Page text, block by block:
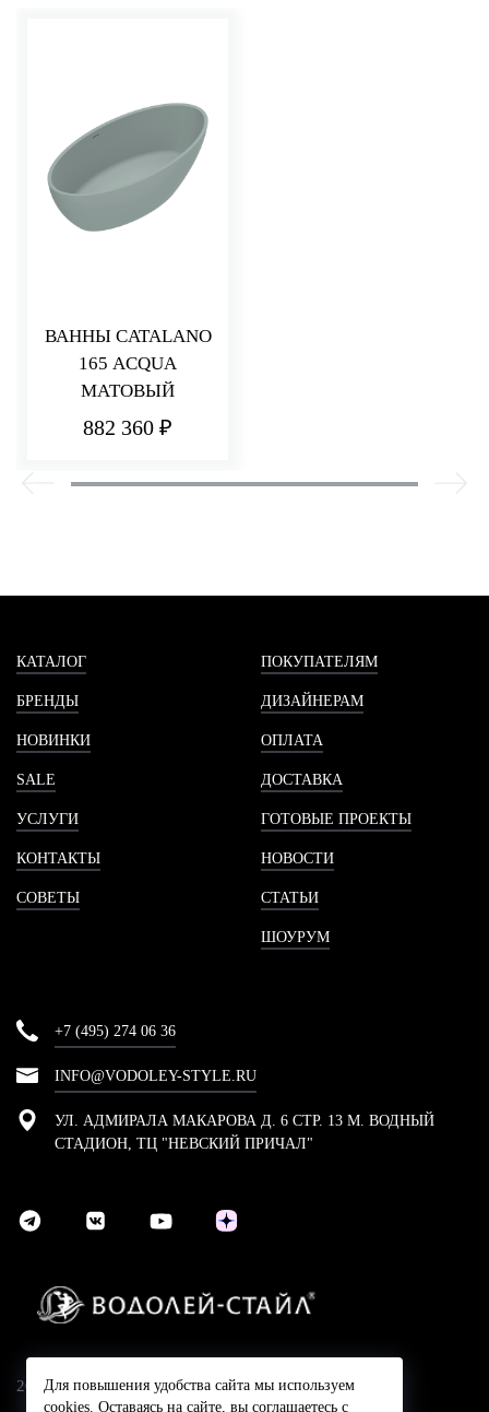
ВАННЫ CATALANO
165 ACQUA
МАТОВЫЙ
882 360 ₽
КАТАЛОГ
БРЕНДЫ
НОВИНКИ
SALE
УСЛУГИ
КОНТАКТЫ
СОВЕТЫ
ПОКУПАТЕЛЯМ
ДИЗАЙНЕРАМ
ОПЛАТА
ДОСТАВКА
ГОТОВЫЕ ПРОЕКТЫ
НОВОСТИ
СТАТЬИ
ШОУРУМ
+7 (495) 274 06 36
INFO@VODOLEY-STYLE.RU
УЛ. АДМИРАЛА МАКАРОВА Д. 6 СТР. 13 М. ВОДНЫЙ
СТАДИОН, ТЦ "НЕВСКИЙ ПРИЧАЛ"
2024 © Компания Водолей-Cтайл
Для повышения удобства сайта мы используем
cookies. Оставаясь на сайте, вы соглашаетесь с